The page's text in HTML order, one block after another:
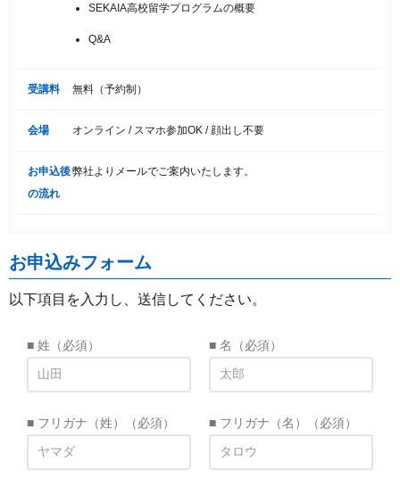
SEKAIA高校留学プログラムの概要
Q&A
受講料 無料（予約制）
会場 オンライン / スマホ参加OK / 顔出し不要
お申込後
の流れ
弊社よりメールでご案内いたします。
お申込みフォーム
以下項目を入力し、送信してください。
■ 姓 （必須） ■ 名 （必須）
■ フリガナ（姓） （必須） ■ フリガナ（名） （必須）